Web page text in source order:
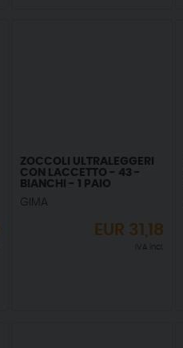
ZOCCOLI ULTRALEGGERI
CON LACCETTO - 43 -
BIANCHI - 1 PAIO
GIMA
EUR 31,18
IVA incl.